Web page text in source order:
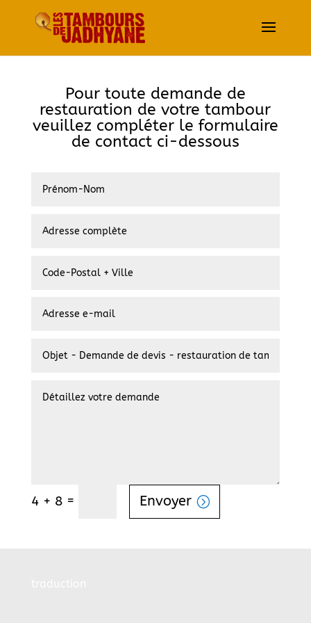
Pour toute demande de
restauration de votre tambour
veuillez compléter le formulaire
de contact ci-dessous
4 + 8= Envoyer